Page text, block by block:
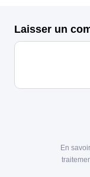
Laisser un
En